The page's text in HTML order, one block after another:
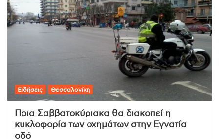
Ειδήσεις Θεσσαλονίκη
Ποια Σαββατοκύριακα θα διακοπεί η
κυκλοφορία των οχημάτων στην Εγνατία
οδό